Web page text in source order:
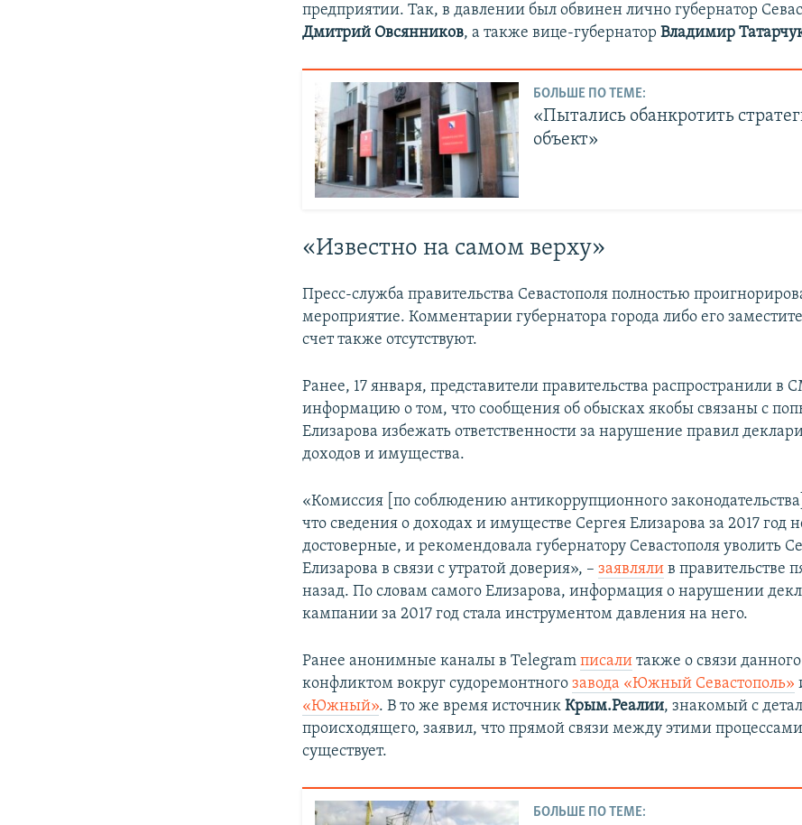
предприятии. Так, в давлении был обвинен лично губернатор
Дмитрий Овсянников, а также вице-губернаторВладимир
БОЛЬШЕ ПО ТЕМЕ:
«Пытались обанкротить
объект»
«Известно на самом верху»
Пресс-служба правительства Севастополя полностью
мероприятие. Комментарии губернатора города либо его
счет также отсутствуют.
Ранее, 17 января, представители правительства распространили в
информацию о том, что сообщения об обысках якобы связаны с
Елизарова избежать ответственности за нарушение правил
доходов и имущества.
«Комиссия [по соблюдению антикоррупционного
что сведения о доходах и имуществе Сергея Елизарова за 2017 год
достоверные, и рекомендовала губернатору Севастополя уволить
Елизарова в связи с утратой доверия», –​заявляли в правительстве
назад. По словам самого Елизарова, информация о нарушении
кампании за 2017 год стала инструментом давления на него.
Ранее анонимные каналы в Telegramписали также о связи
конфликтом вокруг судоремонтногозавода «Южный Севастополь»
«Южный». В то же время источникКрым.Реалии, знакомый с
происходящего, заявил, что прямой связи между этими
существует.
БОЛЬШЕ ПО ТЕМЕ: